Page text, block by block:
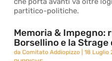
partitico-politiche.
Memoria & Impegno:
Borsellino e la Strage
daComitato Addiopizzo |18 Luglio